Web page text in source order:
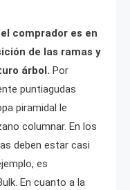
comprador es en
de las ramas y
árbol. Por
puntiagudas
piramidal le
columnar. En los
deben estar casi
es
En cuanto a la